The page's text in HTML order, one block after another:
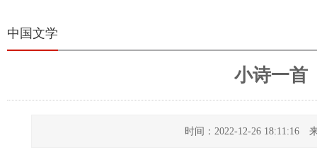
中国文学
小诗一首
时间：2022-12-26 18:11:16